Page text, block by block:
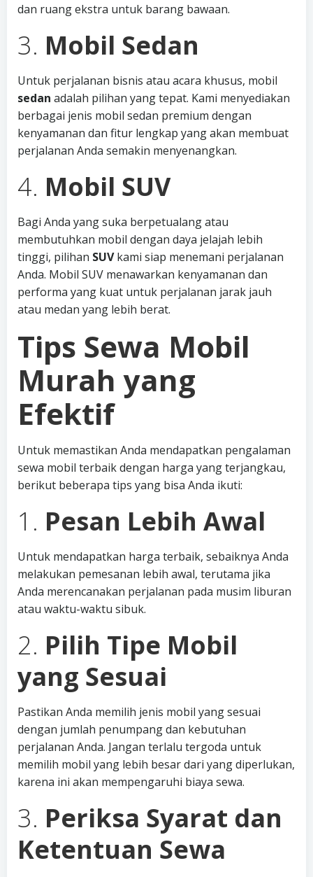
dan ruang ekstra untuk barang bawaan.
3. Mobil Sedan
Untuk perjalanan bisnis atau acara khusus, mobil
sedan adalah pilihan yang tepat. Kami menyediakan
berbagai jenis mobil sedan premium dengan
kenyamanan dan fitur lengkap yang akan membuat
perjalanan Anda semakin menyenangkan.
4. Mobil SUV
Bagi Anda yang suka berpetualang atau
membutuhkan mobil dengan daya jelajah lebih
tinggi, pilihan SUVkami siap menemani perjalanan
Anda. Mobil SUV menawarkan kenyamanan dan
performa yang kuat untuk perjalanan jarak jauh
atau medan yang lebih berat.
Tips Sewa Mobil
Murah yang
Efektif
Untuk memastikan Anda mendapatkan pengalaman
sewa mobil terbaik dengan harga yang terjangkau,
berikut beberapa tips yang bisa Anda ikuti:
1. Pesan Lebih Awal
Untuk mendapatkan harga terbaik, sebaiknya Anda
melakukan pemesanan lebih awal, terutama jika
Anda merencanakan perjalanan pada musim liburan
atau waktu-waktu sibuk.
2. Pilih Tipe Mobil
yang Sesuai
Pastikan Anda memilih jenis mobil yang sesuai
dengan jumlah penumpang dan kebutuhan
perjalanan Anda. Jangan terlalu tergoda untuk
memilih mobil yang lebih besar dari yang diperlukan,
karena ini akan mempengaruhi biaya sewa.
3. Periksa Syarat dan
Ketentuan Sewa